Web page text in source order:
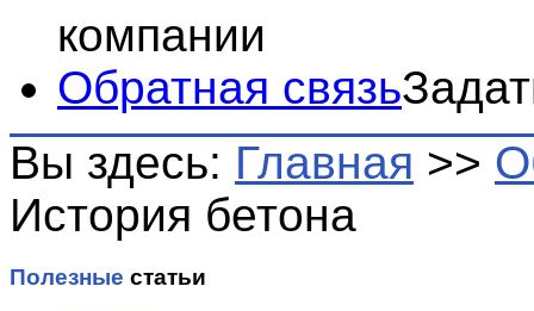
компании
Обратная связь
Вы здесь: Главная >>
История бетона
Полезные статьи